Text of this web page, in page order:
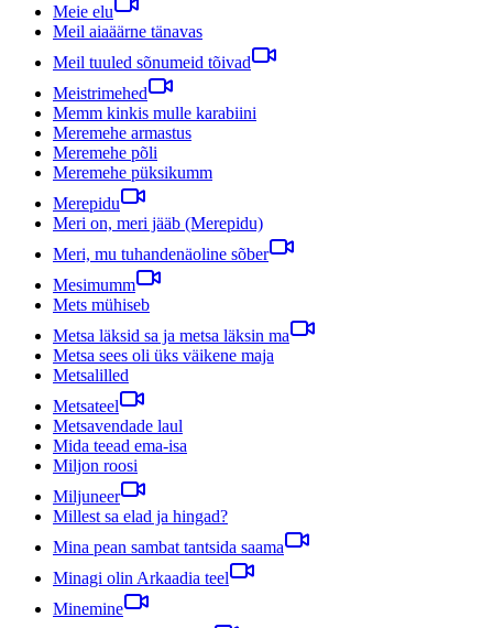
Meie elu
Meil aiaäärne tänavas
Meil tuuled sõnumeid tõivad
Meistrimehed
Memm kinkis mulle karabiini
Meremehe armastus
Meremehe põli
Meremehe püksikumm
Merepidu
Meri on, meri jääb (Merepidu)
Meri, mu tuhandenäoline sõber
Mesimumm
Mets mühiseb
Metsa läksid sa ja metsa läksin ma
Metsa sees oli üks väikene maja
Metsalilled
Metsateel
Metsavendade laul
Mida teead ema-isa
Miljon roosi
Miljuneer
Millest sa elad ja hingad?
Mina pean sambat tantsida saama
Minagi olin Arkaadia teel
Minemine